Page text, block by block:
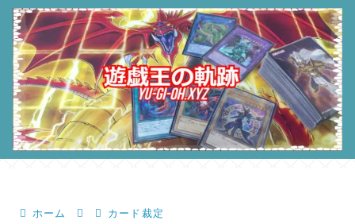
ホーム カード裁定